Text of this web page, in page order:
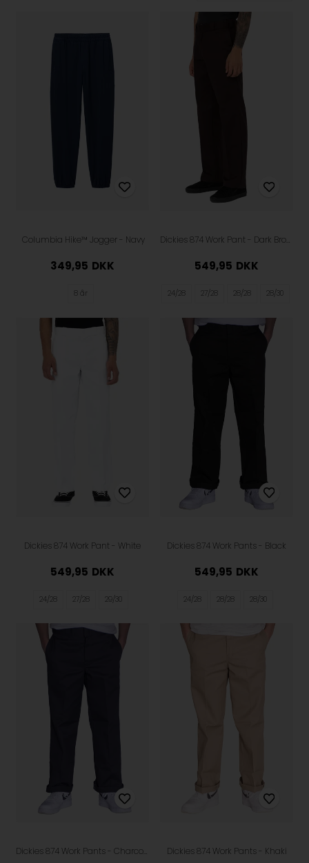
Columbia Hike™ Jogger - Navy
349,95 DKK
8 år
Dickies 874 Work Pant - Dark Brown
549,95 DKK
24/28 27/28 28/28 28/30
Dickies 874 Work Pant - White
549,95 DKK
24/28 27/28 29/30
Dickies 874 Work Pants - Black
549,95 DKK
24/28 28/28 28/30
Dickies 874 Work Pants - Charcoal Dickies 874 Work Pants - Khaki